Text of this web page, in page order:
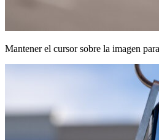
Mantener el cursor sobre la imagen